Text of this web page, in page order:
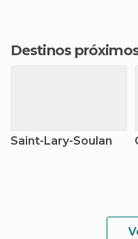
Destinos
Saint-Lary-Soulan